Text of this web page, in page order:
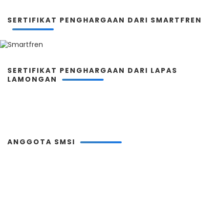
SERTIFIKAT PENGHARGAAN DARI SMARTFREN
SERTIFIKAT PENGHARGAAN DARI LAPAS
LAMONGAN
ANGGOTA SMSI